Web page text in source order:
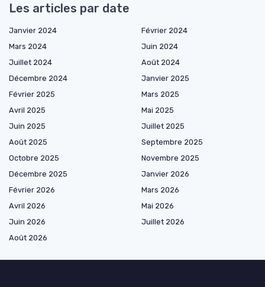
Les articles par date
Janvier 2024
Février 2024
Mars 2024
Juin 2024
Juillet 2024
Août 2024
Décembre 2024
Janvier 2025
Février 2025
Mars 2025
Avril 2025
Mai 2025
Juin 2025
Juillet 2025
Août 2025
Septembre 2025
Octobre 2025
Novembre 2025
Décembre 2025
Janvier 2026
Février 2026
Mars 2026
Avril 2026
Mai 2026
Juin 2026
Juillet 2026
Août 2026